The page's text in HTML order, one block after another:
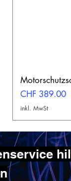
Preis
CHF 389.00
inkl. MwSt